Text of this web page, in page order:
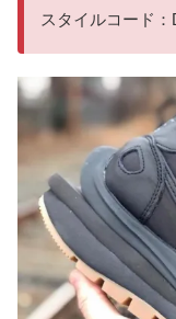
スタイルコード：